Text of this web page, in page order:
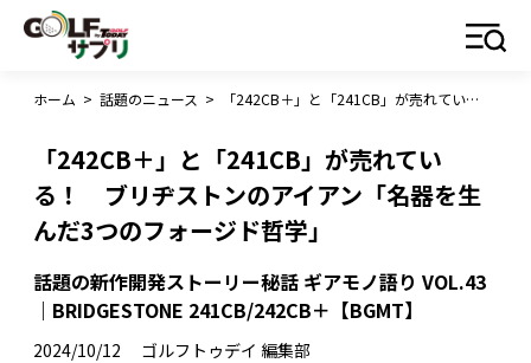
ホーム > 話題のニュース > 「242CB＋」と「241CB」が売れている！ ブリヂストンのアイアン「名器を生んだ3つのフォージド哲学」
「242CB＋」と「241CB」が売れてい
る！ ブリヂストンのアイアン「名器を生
んだ3つのフォージド哲学」
話題の新作開発ストーリー秘話 ギアモノ語り VOL.43
｜BRIDGESTONE 241CB/242CB＋【BGMT】
2024/10/12 ゴルフトゥデイ 編集部